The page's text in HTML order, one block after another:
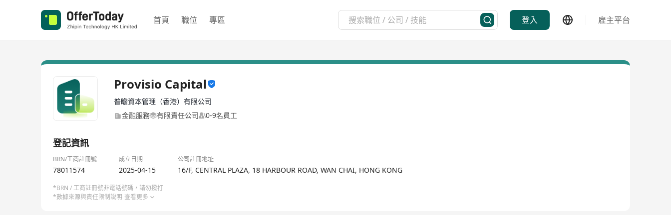
首頁 職位 專區 登入 雇主平台
Provisio Capital
普瞻資本管理（香港）有限公司
金融服務
有限責任公司 0-9名員工
登記資訊
BRN/工商註冊號 成立日期 公司註冊地址
78011574 2025-04-15 16/F, CENTRAL PLAZA, 18 HARBOUR ROAD, WAN CHAI, HONG KONG
*BRN / 工商註冊號非電話號碼，請勿撥打
*數據來源與責任限制說明 查看更多